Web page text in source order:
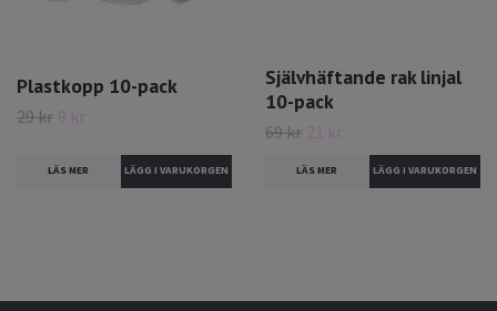
Plastkopp 10-pack
29 kr 9 kr
LÄS MER
Självhäftande rak linjal
10-pack
69 kr 21 kr
LÄS MER